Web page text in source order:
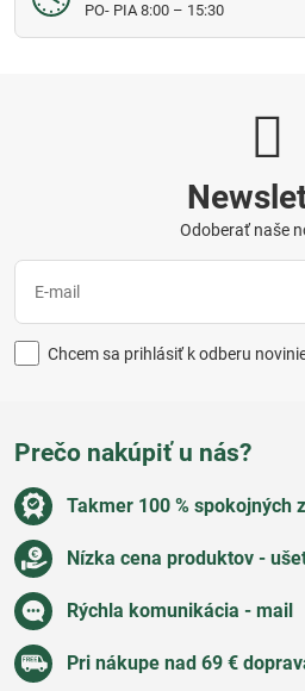
PO- PIA 8:00 – 15:30
Odoberať naše
Chcem sa prihlásiť k odberu
Prečo nakúpiť u nás?
Takmer 100 % spokojných
Nízka cena produktov -
Rýchla komunikácia - mail
Pri nákupe nad 69 €